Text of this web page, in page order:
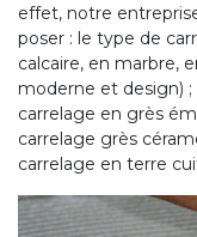
effet, notre
poser : le type de
calcaire, en marbre,
moderne et design)
carrelage en grès
carrelage grès
carrelage en terre